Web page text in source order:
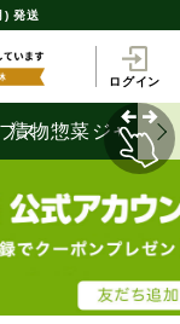
) 発送
ログイン
ス
漬物惣菜 ジャム